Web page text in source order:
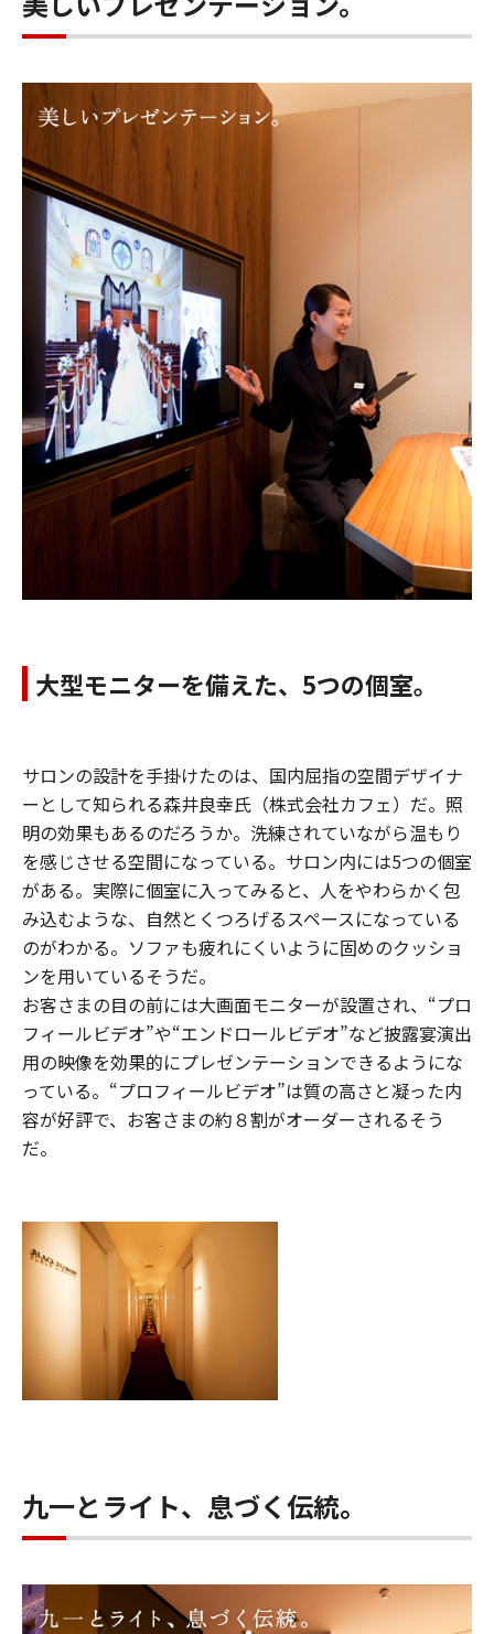
大型モニターを備えた、5つの個室。
サロンの設計を手掛けたのは、国内屈指の空間デザイナ
ーとして知られる森井良幸氏（株式会社カフェ）だ。照
明の効果もあるのだろうか。洗練されていながら温もり
を感じさせる空間になっている。サロン内には5つの個室
がある。実際に個室に入ってみると、人をやわらかく包
み込むような、自然とくつろげるスペースになっている
のがわかる。ソファも疲れにくいように固めのクッショ
ンを用いているそうだ。
お客さまの目の前には大画面モニターが設置され、“プロ
フィールビデオ”や“エンドロールビデオ”など披露宴演出
用の映像を効果的にプレゼンテーションできるようにな
っている。“プロフィールビデオ”は質の高さと凝った内
容が好評で、お客さまの約８割がオーダーされるそう
だ。
九一とライト、息づく伝統。